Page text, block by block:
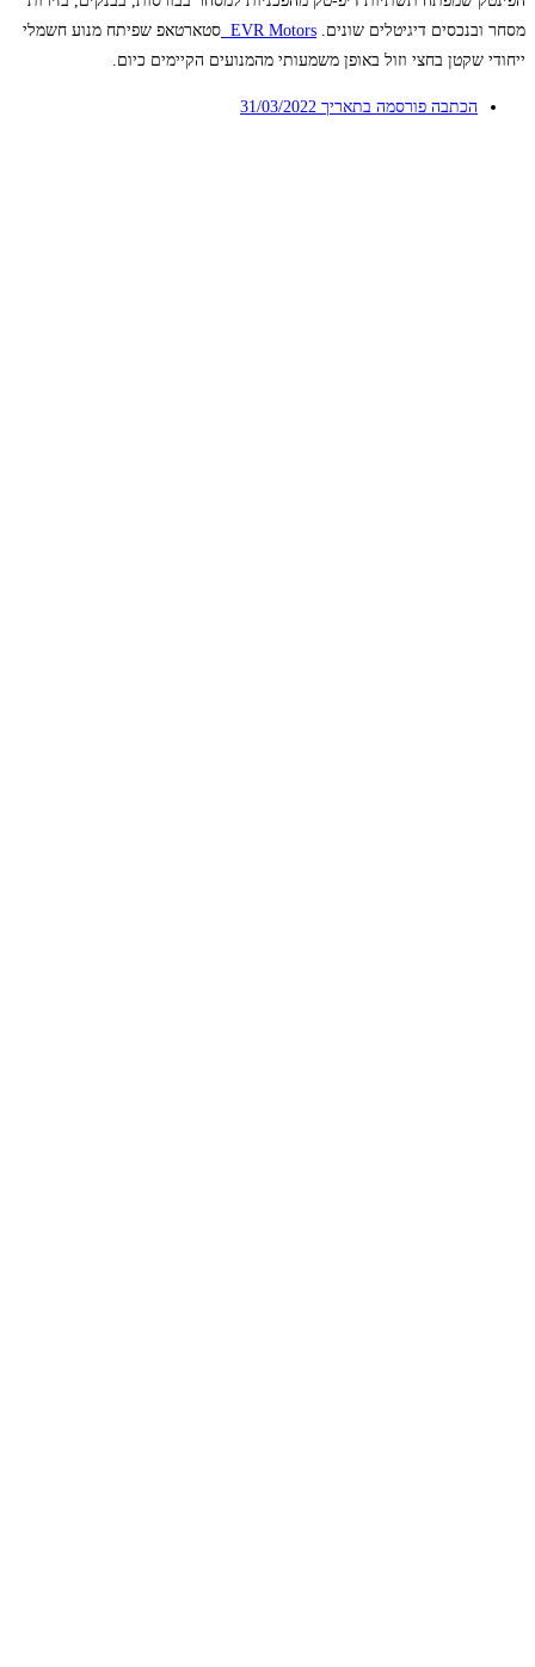
מסחר ובנכסים דיגיטלים שונים. EVR Motors סטארטאפ שפיתח מנוע חשמלי
ייחודי שקטן בחצי וזול באופן משמעותי מהמנועים הקיימים כיום.
הכתבה פורסמה בתאריך 31/03/2022